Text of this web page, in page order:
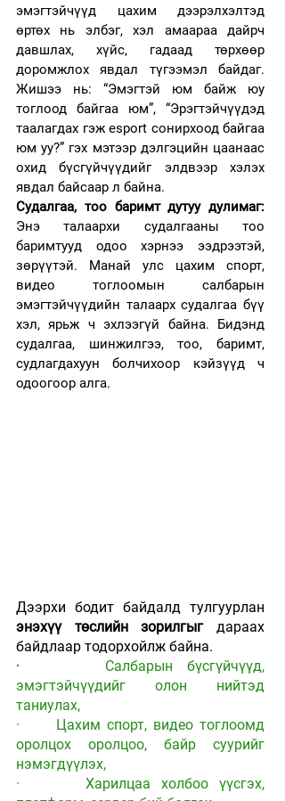
эмэгтэйчүүд цахим дээрэлхэлтэд
өртөх нь элбэг, хэл амаараа дайрч
давшлах, хүйс, гадаад төрхөөр
доромжлох явдал түгээмэл байдаг.
Жишээ нь: “Эмэгтэй юм байж юу
тоглоод байгаа юм”, “Эрэгтэйчүүдэд
таалагдах гэж esport сонирхоод байгаа
охид бүсгүйчүүдийг элдвээр хэлэх
явдал байсаар л байна.
Судалгаа, тоо баримт дутуу дулимаг:
Энэ талаархи судалгааны тоо
баримтууд одоо хэрнээ ээдрээтэй,
зөрүүтэй. Манай улс цахим спорт,
видео тоглоомын салбарын
эмэгтэйчүүдийн талаарх судалгаа бүү
хэл, ярьж ч эхлээгүй байна. Бидэнд
судалгаа, шинжилгээ, тоо, баримт,
судлагдахуун болчихоор кэйзүүд ч
одоогоор алга.
энэхүү төслийн зорилгыг дараах
байдлаар тодорхойлж байна.
· Салбарын бүсгүйчүүд,
эмэгтэйчүүдийг олон нийтэд
таниулах,
·      Цахим спорт, видео тоглоомд
оролцох оролцоо, байр суурийг
нэмэгдүүлэх,
·      Харилцаа холбоо үүсгэх,